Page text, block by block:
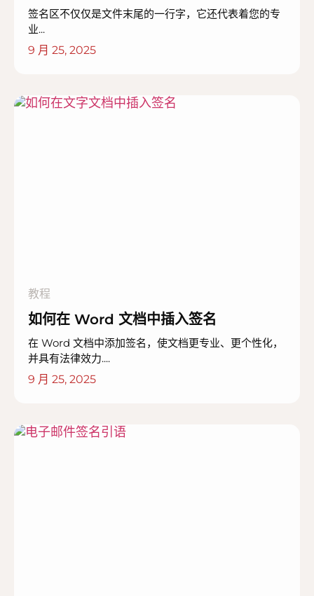
签名区不仅仅是文件末尾的一行字，它还代表着您的专
业...
9 月 25, 2025
教程
如何在 Word 文档中插入签名
在 Word 文档中添加签名，使文档更专业、更个性化，
并具有法律效力....
9 月 25, 2025